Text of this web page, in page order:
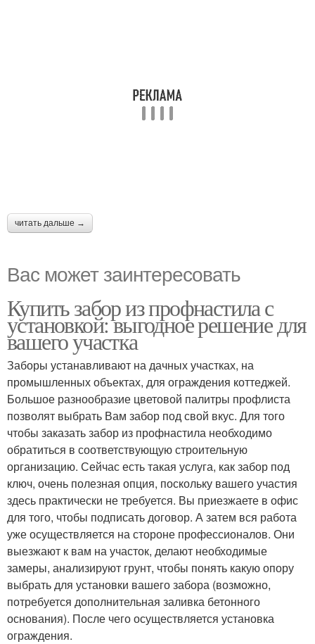
читать дальше →
Вас может заинтересовать
Купить забор из профнастила с
установкой: выгодное решение для
вашего участка
Заборы устанавливают на дачных участках, на
промышленных объектах, для ограждения коттеджей.
Большое разнообразие цветовой палитры профлиста
позволят выбрать Вам забор под свой вкус. Для того
чтобы заказать забор из профнастила необходимо
обратиться в соответствующую строительную
организацию. Сейчас есть такая услуга, как забор под
ключ, очень полезная опция, поскольку вашего участия
здесь практически не требуется. Вы приезжаете в офис
для того, чтобы подписать договор. А затем вся работа
уже осуществляется на стороне профессионалов. Они
выезжают к вам на участок, делают необходимые
замеры, анализируют грунт, чтобы понять какую опору
выбрать для установки вашего забора (возможно,
потребуется дополнительная заливка бетонного
основания). После чего осуществляется установка
ограждения.